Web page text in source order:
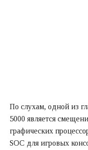
По слухам, одной из
5000 является
графических
SOC для игровых